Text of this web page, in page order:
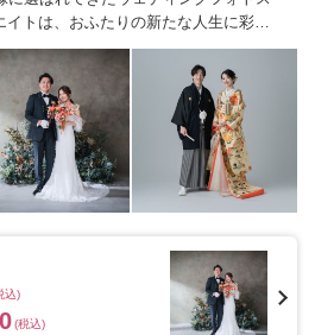
イトは、おふたりの新たな人生に彩り
ェディングフォト”のお手伝いをさせ
1枚の写真のチカラを信じて
込)
(税込)